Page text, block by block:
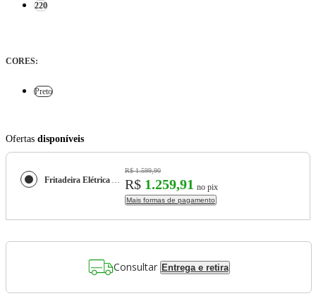
220
CORES:
Preto
Ofertas disponíveis
Fritadeira Elétrica Airfryer Ichef Dualzone
R$ 1.599,90
R$ 1.259,91 no pix
Mais formas de pagamento
Consultar Entrega e retira